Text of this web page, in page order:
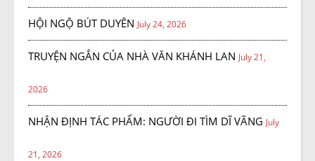
HỘI NGỘ BÚT DUYÊN July 24, 2026
TRUYỆN NGẮN CỦA NHÀ VĂN KHÁNH LAN July 21,
2026
NHẬN ĐỊNH TÁC PHẨM: NGƯỜI ĐI TÌM DĨ VÃNG July
21, 2026